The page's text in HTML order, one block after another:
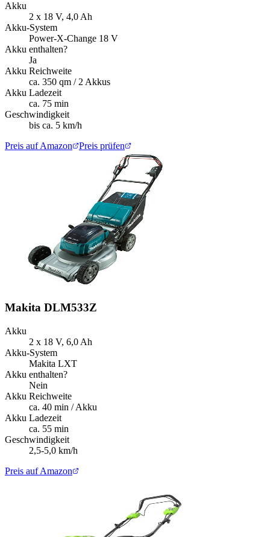
Akku
2 x 18 V, 4,0 Ah
Akku-System
Power-X-Change 18 V
Akku enthalten?
Ja
Akku Reichweite
ca. 350 qm / 2 Akkus
Akku Ladezeit
ca. 75 min
Geschwindigkeit
bis ca. 5 km/h
Preis auf Amazon
Preis prüfen
Makita DLM533Z
Akku
2 x 18 V, 6,0 Ah
Akku-System
Makita LXT
Akku enthalten?
Nein
Akku Reichweite
ca. 40 min / Akku
Akku Ladezeit
ca. 55 min
Geschwindigkeit
2,5-5,0 km/h
Preis auf Amazon